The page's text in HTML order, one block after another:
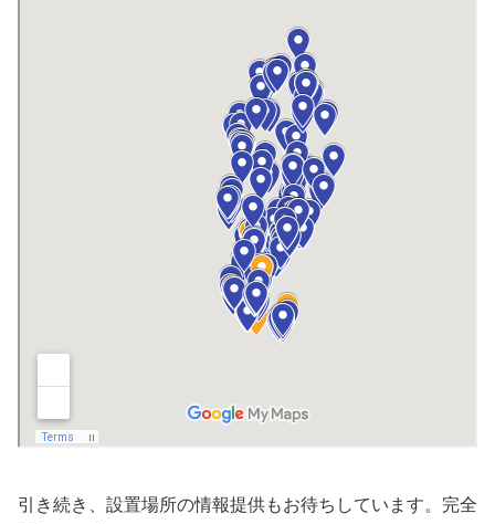
引き続き、設置場所の情報提供もお待ちしています。完全